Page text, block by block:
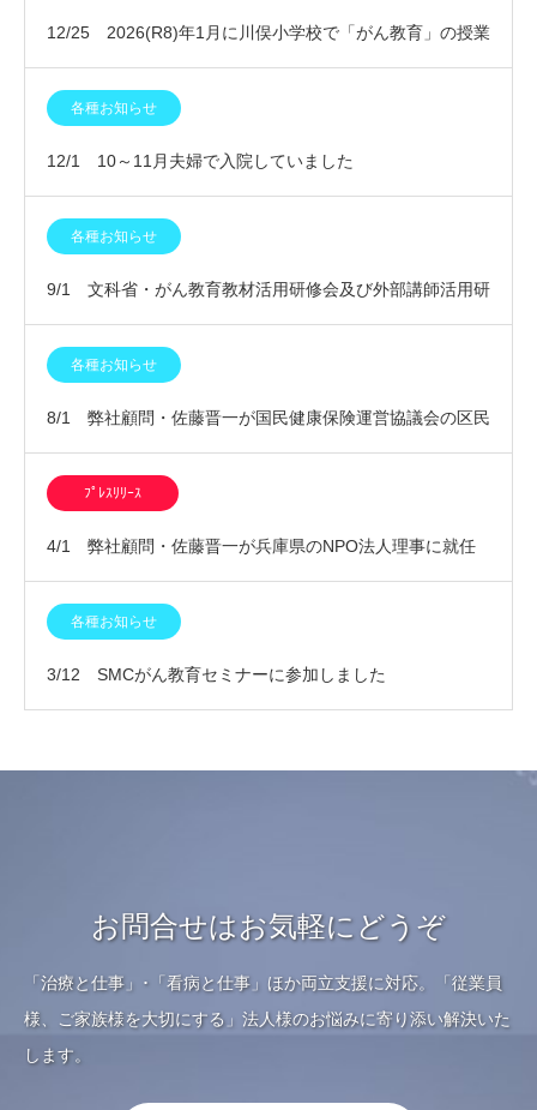
12/25 2026(R8)年1月に川俣小学校で「がん教育」の授業
を行います
各種お知らせ
12/1 10～11月夫婦で入院していました
各種お知らせ
9/1 文科省・がん教育教材活用研修会及び外部講師活用研
修会に参加しました
各種お知らせ
8/1 弊社顧問・佐藤晋一が国民健康保険運営協議会の区民
委員に委嘱されました
ﾌﾟﾚｽﾘﾘｰｽ
4/1 弊社顧問・佐藤晋一が兵庫県のNPO法人理事に就任
いたしました
各種お知らせ
3/12 SMCがん教育セミナーに参加しました
お問合せはお気軽にどうぞ
「治療と仕事」･「看病と仕事」ほか両立支援に対応。「従業員
様、ご家族様を大切にする」法人様のお悩みに寄り添い解決いた
します。